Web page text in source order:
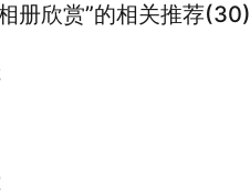
册欣赏”的相关推荐(30)